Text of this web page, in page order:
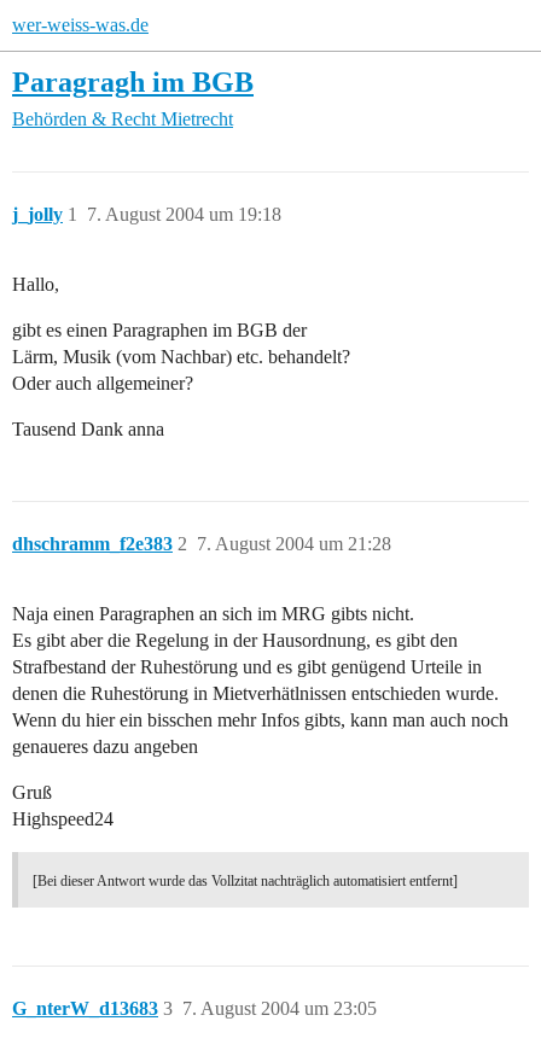
wer-weiss-was.de
Paragragh im BGB
Behörden & Recht Mietrecht
j_jolly 7. August 2004 um 19:18
1
Hallo,
gibt es einen Paragraphen im BGB der
Lärm, Musik (vom Nachbar) etc. behandelt?
Oder auch allgemeiner?
Tausend Dank anna
dhschramm_f2e383 7. August 2004 um 21:28
2
Naja einen Paragraphen an sich im MRG gibts nicht.
Es gibt aber die Regelung in der Hausordnung, es gibt den
Strafbestand der Ruhestörung und es gibt genügend Urteile in
denen die Ruhestörung in Mietverhätlnissen entschieden wurde.
Wenn du hier ein bisschen mehr Infos gibts, kann man auch noch
genaueres dazu angeben
Gruß
Highspeed24
[Bei dieser Antwort wurde das Vollzitat nachträglich automatisiert entfernt]
G_nterW_d13683 7. August 2004 um 23:05
3